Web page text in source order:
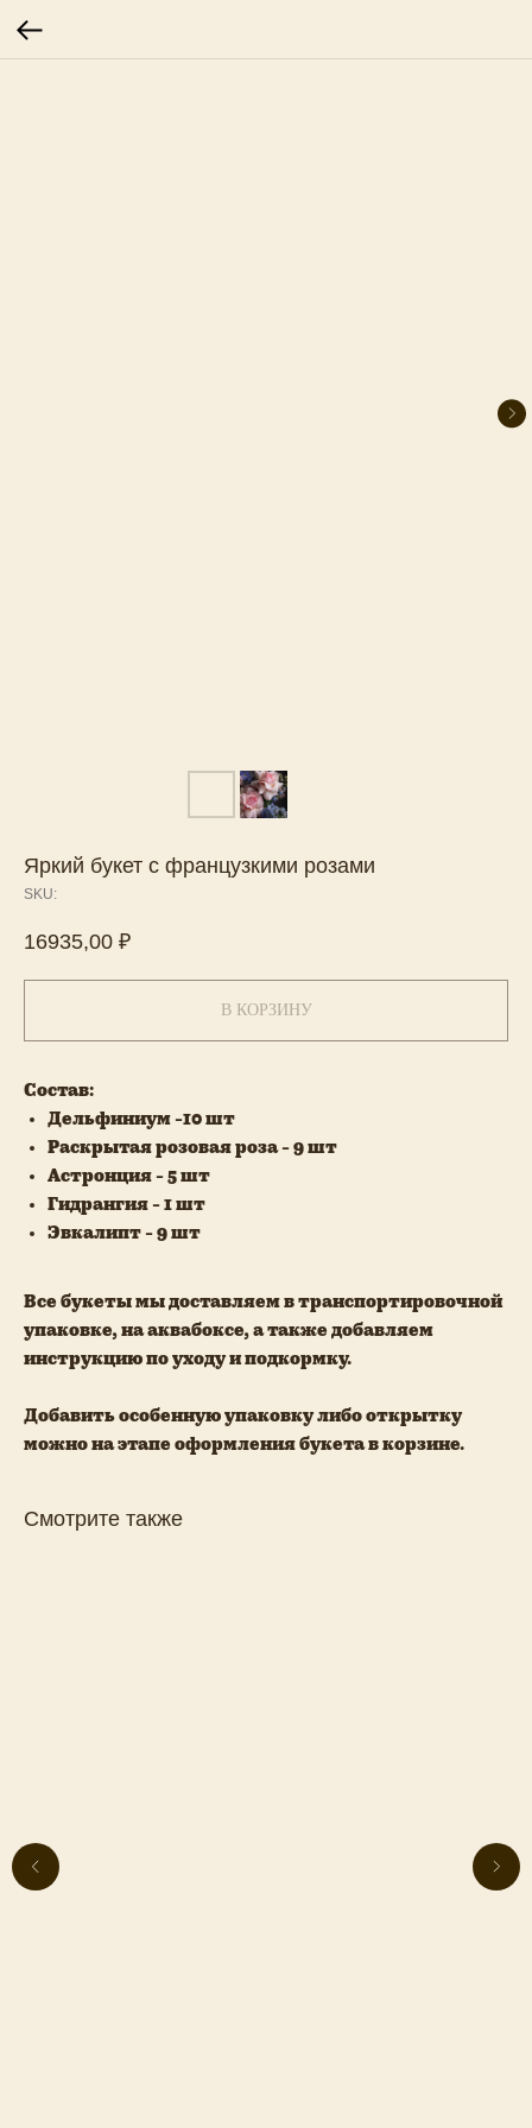
Яркий букет с французкими розами
SKU:
16935,00 ₽
В КОРЗИНУ
Состав:
Дельфиниум -10 шт
Раскрытая розовая роза - 9 шт
Астронция - 5 шт
Гидрангия - 1 шт
Эвкалипт - 9 шт
Все букеты мы доставляем в транспортировочной
упаковке, на аквабоксе, а также добавляем
инструкцию по уходу и подкормку.
Добавить особенную упаковку либо открытку
можно на этапе оформления букета в корзине.
Смотрите также